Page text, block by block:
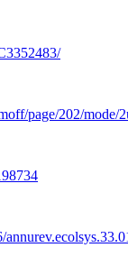
page/202/mode/